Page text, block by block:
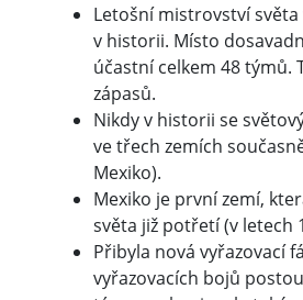
Letošní mistrovství
v historii. Místo
účastní celkem 48 týmů.
zápasů.
Nikdy v historii se
ve třech zemích
Mexiko).
Mexiko je první zemí,
světa již potřetí (v letech
Přibyla nová vyřazovací
vyřazovacích bojů